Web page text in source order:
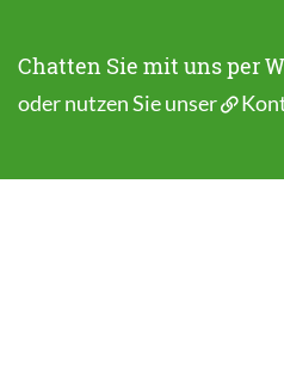
Chatten Sie mit uns per
oder nutzen Sie unser